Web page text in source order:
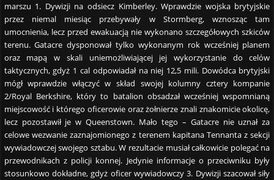
marszu 1. Dywizji na odsiecz Kimberley. Wprawdzie wojska brytyjskie
przez niemal miesiąc przebywały w Stormberg, wznosząc tam
umocnienia, lecz przed ewakuacją nie wykonano szczegółowych szkiców
terenu. Gatacre dysponował tylko wykonanym rok wcześniej planem
oraz mapą w skali uniemożliwiającej jej wykorzystanie do celów
taktycznych, gdyż 1 cal odpowiadał na niej 12,5 mili. Dowódca brytyjski
mógł wprawdzie włączyć w skład swojej kolumny cztery kompanie
2/Royal Berkshire, który to batalion obsadzał wcześniej wspomnianą
miejscowość i którego oficerowie oraz żołnierze znali znakomicie okolicę,
lecz pozostawił je w Queenstown. Mało tego – Gatacre nie uznał za
celowe wezwanie zaznajomionego z terenem kapitana Tennanta z sekcji
wywiadowczej swojego sztabu. W rezultacie musiał całkowicie polegać na
przewodnikach z policji konnej. Jedynie informacje o przeciwniku były
stosunkowo dokładne, gdyż oficer wywiadowczy 3. Dywizji szacował siły